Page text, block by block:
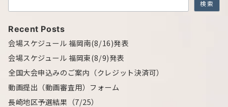
検索
Recent Posts
会場スケジュール 福岡南(8/16)発表
会場スケジュール 福岡東(8/9)発表
全国大会申込みのご案内（クレジット決済可）
動画提出（動画審査用）フォーム
長崎地区予選結果（7/25）